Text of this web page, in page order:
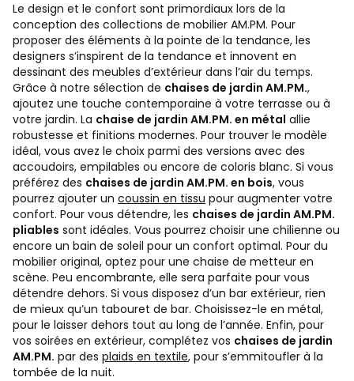
Le design et le confort sont primordiaux lors de la
conception des collections de mobilier AM.PM. Pour
proposer des éléments à la pointe de la tendance, les
designers s’inspirent de la tendance et innovent en
dessinant des meubles d’extérieur dans l’air du temps.
Grâce à notre sélection de chaises de jardin AM.PM.,
ajoutez une touche contemporaine à votre terrasse ou à
votre jardin. La chaise de jardin AM.PM. en métal allie
robustesse et finitions modernes. Pour trouver le modèle
idéal, vous avez le choix parmi des versions avec des
accoudoirs, empilables ou encore de coloris blanc. Si vous
préférez des chaises de jardin AM.PM. en bois, vous
pourrez ajouter un coussin en tissu pour augmenter votre
confort. Pour vous détendre, les chaises de jardin AM.PM.
pliables sont idéales. Vous pourrez choisir une chilienne ou
encore un bain de soleil pour un confort optimal. Pour du
mobilier original, optez pour une chaise de metteur en
scène. Peu encombrante, elle sera parfaite pour vous
détendre dehors. Si vous disposez d’un bar extérieur, rien
de mieux qu’un tabouret de bar. Choisissez-le en métal,
pour le laisser dehors tout au long de l’année. Enfin, pour
vos soirées en extérieur, complétez vos chaises de jardin
AM.PM. par des plaids en textile, pour s’emmitoufler à la
tombée de la nuit.